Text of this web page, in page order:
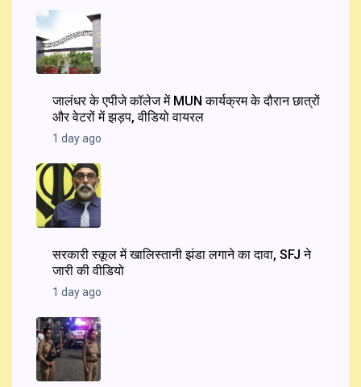
जालंधर के एपीजे कॉलेज में MUN कार्यक्रम के दौरान छात्रों
और वेटरों में झड़प, वीडियो वायरल
1 day ago
सरकारी स्कूल में खालिस्तानी झंडा लगाने का दावा, SFJ ने
जारी की वीडियो
1 day ago